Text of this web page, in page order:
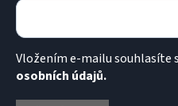
Vložením e-mailu souhlasíte s
osobních údajů.